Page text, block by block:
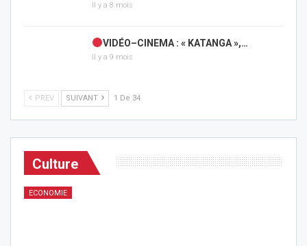
Il y a 8 mois
VIDÉO–CINEMA : « KATANGA »,…
Il y a 9 mois
PREV SUIVANT 1 De 34
Culture
ECONOMIE